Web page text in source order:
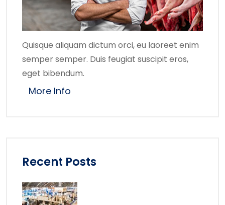
Quisque aliquam dictum orci, eu laoreet enim
semper semper. Duis feugiat suscipit eros,
eget bibendum.
More Info
Recent Posts